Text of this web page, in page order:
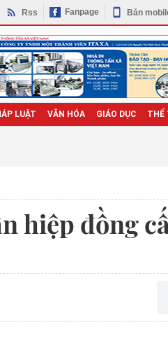
Rss Fanpage Bản
LUẬT VĂN HÓA GIÁO DỤC THỂ
hiệp đồng